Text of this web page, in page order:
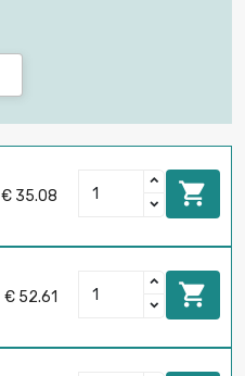
€ 35.08 
€ 52.61 